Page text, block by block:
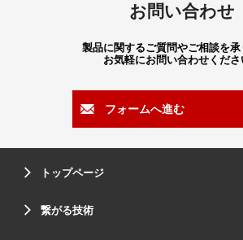
お問い合わせ
製品に関するご質問やご相談を承
お気軽にお問い合わせくださ
フォームへ進む
トップページ
繋がる技術